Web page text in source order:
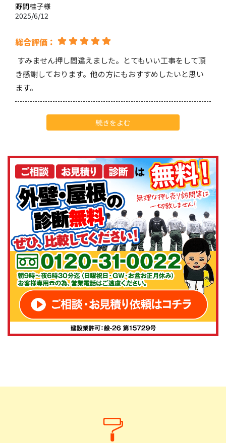
野間桂子様
2025/6/12
総合評価：
すみません押し間違えました。とてもいい工事をして頂
き感謝しております。他の方にもおすすめしたいと思い
ます。
Ryoki Yamashita
2025/5/28
総合評価：
いつも当社の塗料をご採用いただき誠にありがとうござ
います。塗装技術の高さと丁寧な仕事ぶりに、メーカー
としても安心して商品をお届けできております。お客様目
線でのご提案や、施工後のフォローも徹底されており、
信頼できるパートナー様です。今後とも株式会社アステ
ックペイントの製品をどうぞよろしくお願いいたしま
す。
山下稜平様
2025/5/21
総合評価：
hatu ichi様
こちらの会社に塗装を依頼して後悔なしです。正解でし
続きをよむ